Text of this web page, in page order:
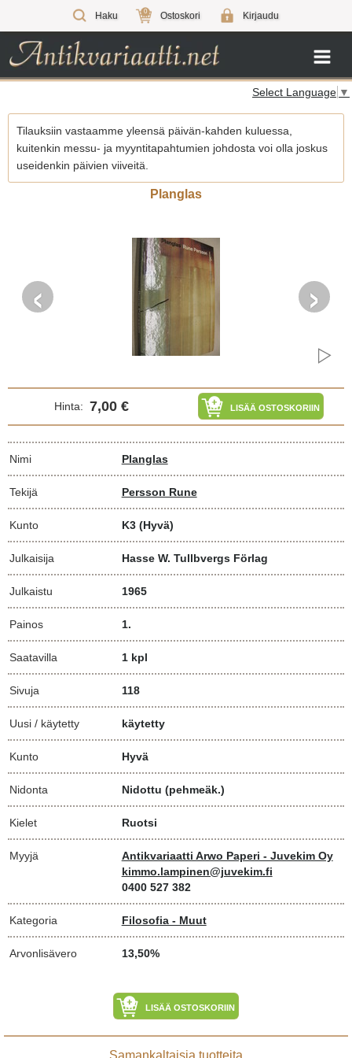
Haku 0 Ostoskori Kirjaudu
Select Language ▼
Tilauksiin vastaamme yleensä päivän-kahden kuluessa,
kuitenkin messu- ja myyntitapahtumien johdosta voi olla joskus
useidenkin päivien viiveitä.
Planglas
‹ ›
Hinta: 7,00 € LISÄÄ OSTOSKORIIN
Nimi Planglas
Tekijä Persson Rune
Kunto K3 (Hyvä)
Julkaisija Hasse W. Tullbvergs Förlag
Julkaistu 1965
Painos 1.
Saatavilla 1 kpl
Sivuja 118
Uusi / käytetty käytetty
Kunto Hyvä
Nidonta Nidottu (pehmeäk.)
Kielet Ruotsi
Myyjä
Antikvariaatti Arwo Paperi - Juvekim Oy
kimmo.lampinen@juvekim.fi
0400 527 382
Kategoria Filosofia - Muut
Arvonlisävero 13,50%
LISÄÄ OSTOSKORIIN
Samankaltaisia tuotteita